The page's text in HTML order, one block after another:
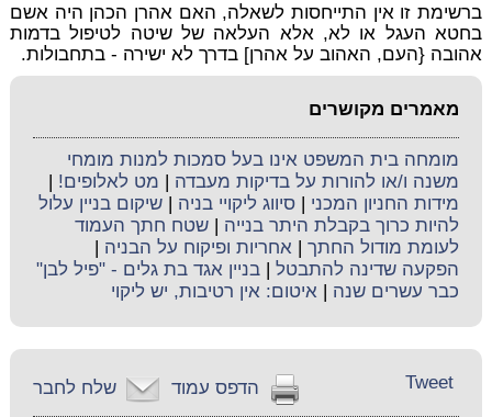
ברשימת זו אין התייחסות לשאלה, האם אהרן הכהן היה אשם
בחטא העגל או לא, אלא העלאה של שיטה לטיפול בדמות
אהובה {העם, האהוב על אהרן] בדרך לא ישירה - בתחבולות.
מאמרים מקושרים
מומחה בית המשפט אינו בעל סמכות למנות מומחי
משנה ו/או להורות על בדיקות מעבדה
מט לאלופים!
מידות החניון המכני |סיווג ליקויי בניה |שיקום בניין עלול
להיות כרוך בקבלת היתר בנייה |שטח חתך העמוד
לעומת מודול החתך |אחריות ופיקוח על הבניה
הפקעה שדינה להתבטל |בניין אגד בת גלים - "פיל לבן"
כבר עשרים שנה |איטום: אין רטיבות, יש ליקוי
שלח לחבר הדפס עמוד Tweet